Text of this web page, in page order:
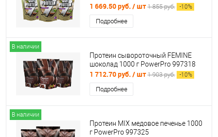
PowerPro 997321
1 669.50 руб. / шт 1 855 руб. -10%
Подробнее
В наличии
Протеин сывороточный FEMINE
шоколад 1000 г PowerPro 997318
1 712.70 руб. / шт 1 903 руб. -10%
Подробнее
В наличии
Протеин MIX медовое печенье 1000
г PowerPro 997325